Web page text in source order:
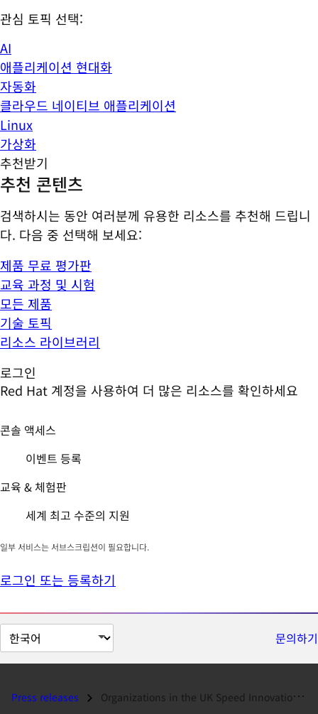
관심 토픽 선택:
AI
애플리케이션 현대화
자동화
클라우드 네이티브 애플리케이션
Linux
가상화
추천받기
추천 콘텐츠
검색하시는 동안 여러분께 유용한 리소스를 추천해 드립니
다. 다음 중 선택해 보세요:
제품 무료 평가판
교육 과정 및 시험
모든 제품
기술 토픽
리소스 라이브러리
로그인
Red Hat 계정을 사용하여 더 많은 리소스를 확인하세요
콘솔 액세스
이벤트 등록
교육 & 체험판
세계 최고 수준의 지원
일부 서비스는 서브스크립션이 필요합니다.
로그인 또는 등록하기
페
이
문의하기
Press releases Organizations in the UK Speed Innovation and Business Transformation w...